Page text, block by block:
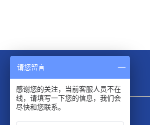
池贝机床
请您留言
感谢您的关注，当前客服人员不在
线，请填写一下您的信息，我们会
尽快和您联系。